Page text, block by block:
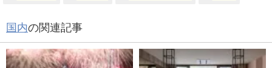
国内の関連記事